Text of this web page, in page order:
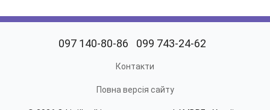
097 140-80-86 099 743-24-62
Контакти
Повна версія сайту